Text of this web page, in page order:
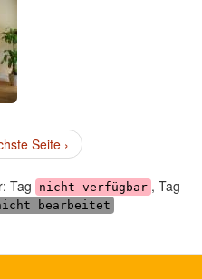
Seite ›
Tag nicht verfügbar , Tag
bearbeitet